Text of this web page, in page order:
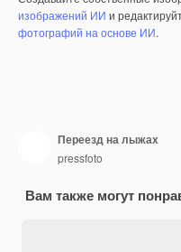
изображений ИИ и
фотографий на основе ИИ.
Переезд на лыжах
pressfoto
Вам также могут